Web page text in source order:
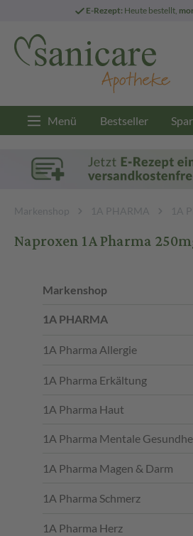
E-Rezept: Heute bestellt,
Menü Bestseller
Markenshop 1A PHARMA 1A
Naproxen 1A Pharma
Markenshop
1A PHARMA
1A Pharma Allergie
1A Pharma Erkältung
1A Pharma Haut
1A Pharma Mentale
1A Pharma Magen & Darm
1A Pharma Schmerz
1A Pharma Herz